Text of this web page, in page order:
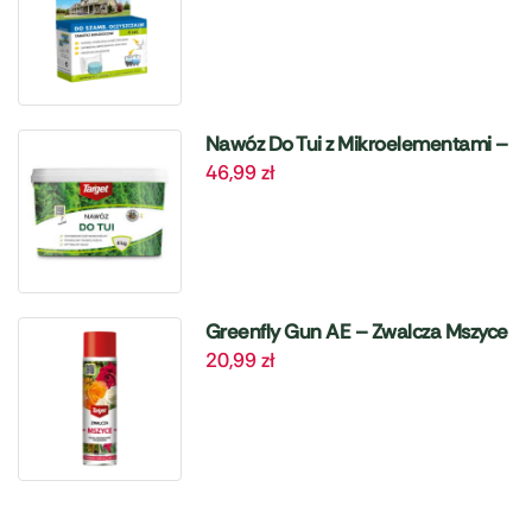
Nawóz Do Tui z Mikroelementami –
4 kg Target
46,99zł
Greenfly Gun AE – Zwalcza Mszyce
– 405 ml Target
20,99zł